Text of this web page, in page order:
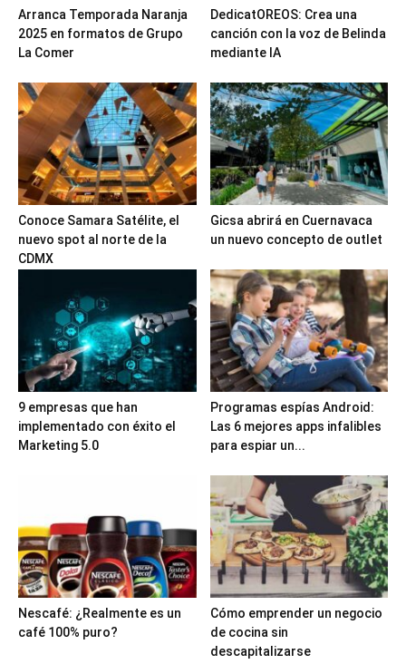
Arranca Temporada Naranja
2025 en formatos de Grupo
La Comer
DedicatOREOS: Crea una
canción con la voz de Belinda
mediante IA
Conoce Samara Satélite, el
nuevo spot al norte de la
CDMX
Gicsa abrirá en Cuernavaca
un nuevo concepto de outlet
9 empresas que han
implementado con éxito el
Marketing 5.0
Programas espías Android:
Las 6 mejores apps infalibles
para espiar un...
Nescafé: ¿Realmente es un
café 100% puro?
Cómo emprender un negocio
de cocina sin
descapitalizarse